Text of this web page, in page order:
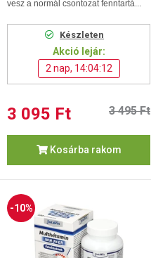
vesz a normál csontozat fenntartá...
Készleten
Akció lejár:
2 nap, 14:04:11
3 095 Ft 3 495 Ft
Kosárba rakom
-10%